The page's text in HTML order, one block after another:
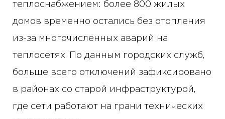
теплоснабжением: более 800 жилых
домов временно остались без отопления
из-за многочисленных аварий на
теплосетях. По данным городских служб,
больше всего отключений зафиксировано
в районах со старой инфраструктурой,
где сети работают на грани технических